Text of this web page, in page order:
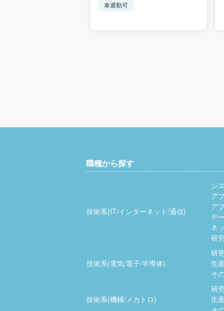
車通勤可
職種から探す
技術系(IT/インターネット/通信)
シ
ア
ア
デ
ネ
研
技術系(電気/電子/半導体)
研
生
そ
技術系(機械/メカトロ)
研
生